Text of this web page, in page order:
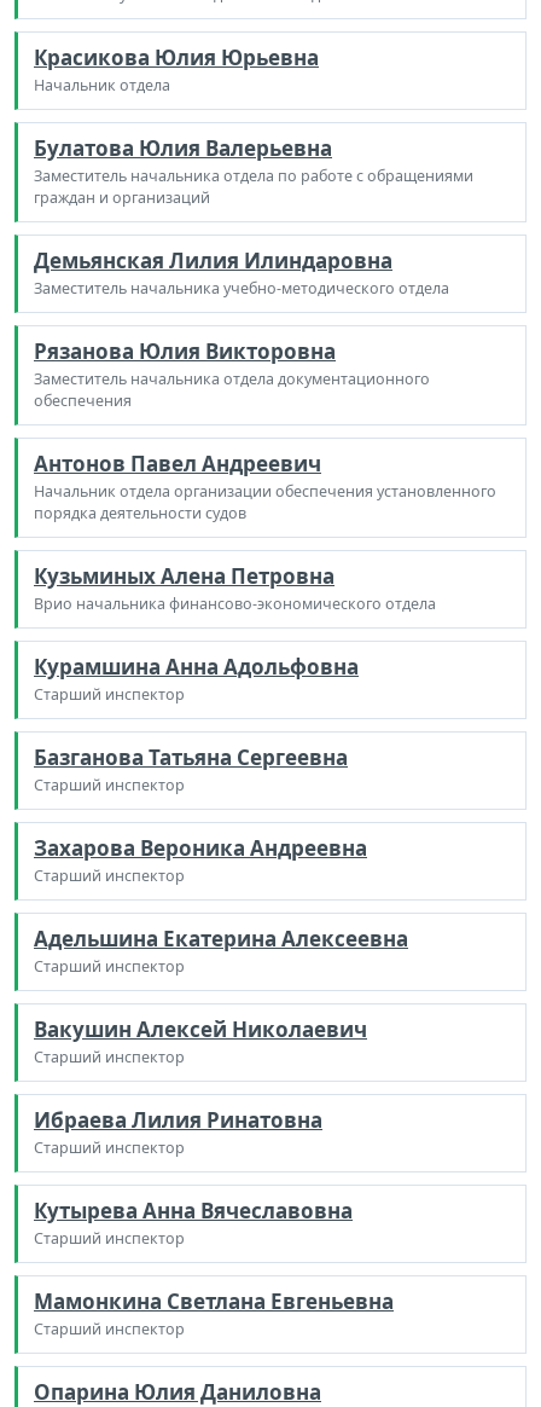
Красикова Юлия Юрьевна
Начальник отдела
Булатова Юлия Валерьевна
Заместитель начальника отдела по работе с обращениями
граждан и организаций
Демьянская Лилия Илиндаровна
Заместитель начальника учебно-методического отдела
Рязанова Юлия Викторовна
Заместитель начальника отдела документационного
обеспечения
Антонов Павел Андреевич
Начальник отдела организации обеспечения установленного
порядка деятельности судов
Кузьминых Алена Петровна
Врио начальника финансово-экономического отдела
Курамшина Анна Адольфовна
Старший инспектор
Базганова Татьяна Сергеевна
Старший инспектор
Захарова Вероника Андреевна
Старший инспектор
Адельшина Екатерина Алексеевна
Старший инспектор
Вакушин Алексей Николаевич
Старший инспектор
Ибраева Лилия Ринатовна
Старший инспектор
Кутырева Анна Вячеславовна
Старший инспектор
Мамонкина Светлана Евгеньевна
Старший инспектор
Опарина Юлия Даниловна